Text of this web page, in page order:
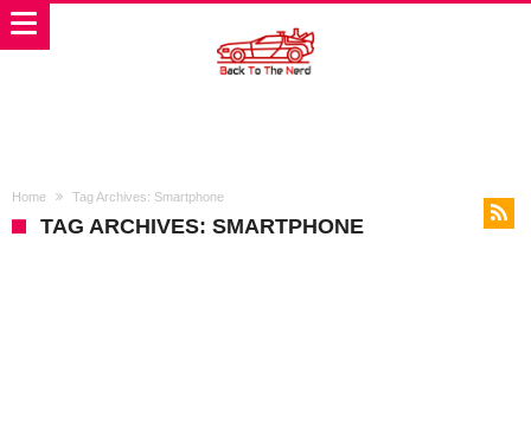
Home Tag Archives: Smartphone
TAG ARCHIVES: SMARTPHONE